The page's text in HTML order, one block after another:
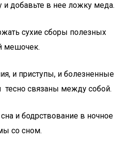
добавьте в нее ложку меда.
сухие сборы полезных
мешочек.
и приступы, и болезненные
связаны между собой.
и бодрствование в ночное
со сном.